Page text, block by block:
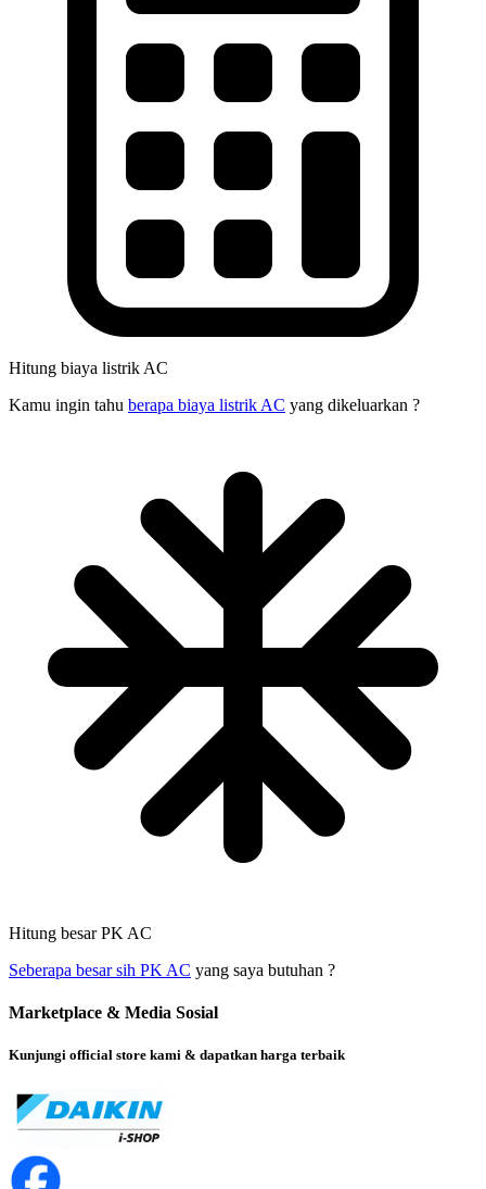
Hitung biaya listrik AC
Kamu ingin tahu berapa biaya listrik AC yang dikeluarkan ?
Hitung besar PK AC
Seberapa besar sih PK AC yang saya butuhan ?
Marketplace & Media Sosial
Kunjungi official store kami & dapatkan harga terbaik